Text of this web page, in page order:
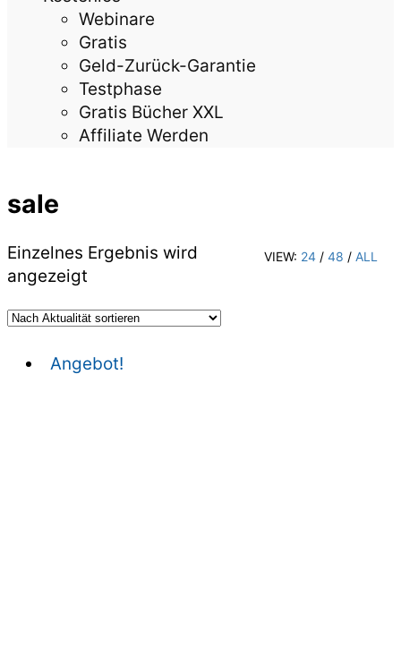
Webinare
Gratis
Geld-Zurück-Garantie
Testphase
Gratis Bücher XXL
Affiliate Werden
sale
VIEW: 24 / 48 / ALL
Einzelnes Ergebnis wird
angezeigt
Angebot!